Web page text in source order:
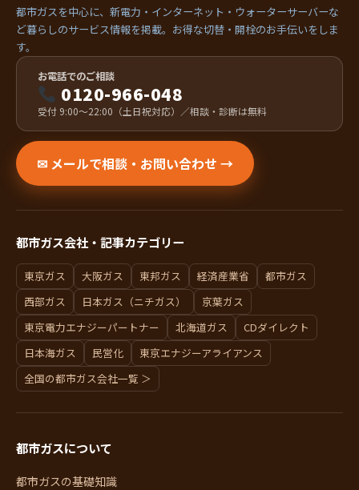
都市ガスを中心に、新電力・インターネット・ウォーターサーバーな
ど暮らしのサービス情報を掲載。お得な切替・開栓のお手伝いをしま
す。
お電話でのご相談
0120-966-048
受付 9:00〜22:00（土日祝対応）／相談・診断は無料
✉ メールで相談・お問い合わせ →
都市ガス会社・記事カテゴリー
東京ガス 大阪ガス 東邦ガス 経済産業省
都市ガス
西部ガス
日本ガス（ニチガス）
京葉ガス
東京電力エナジーパートナー
北海道ガス
CDダイレクト
日本海ガス
民営化
東京エナジーアライアンス
全国の都市ガス会社一覧 ＞
都市ガスについて
都市ガスの基礎知識